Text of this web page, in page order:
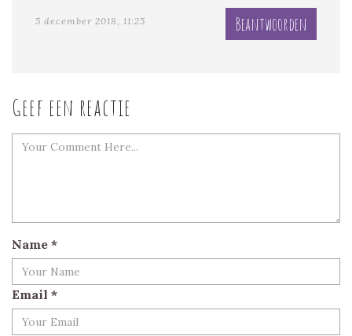
5 december 2018, 11:25 Beantwoorden
Geef een reactie
Name *
Email *